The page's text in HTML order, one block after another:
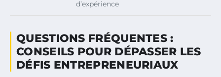
d’expérience
QUESTIONS FRÉQUENTES :
CONSEILS POUR DÉPASSER LES
DÉFIS ENTREPRENEURIAUX